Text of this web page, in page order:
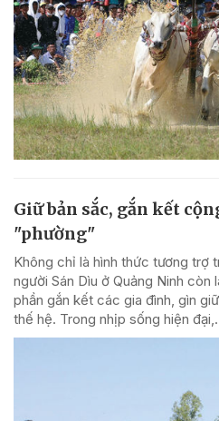
Giữ bản sắc, gắn kết
"phường"
Không chỉ là hình thức tương trợ
người Sán Dìu ở Quảng Ninh
phần gắn kết các gia đình, gìn
thế hệ. Trong nhịp sống hiện